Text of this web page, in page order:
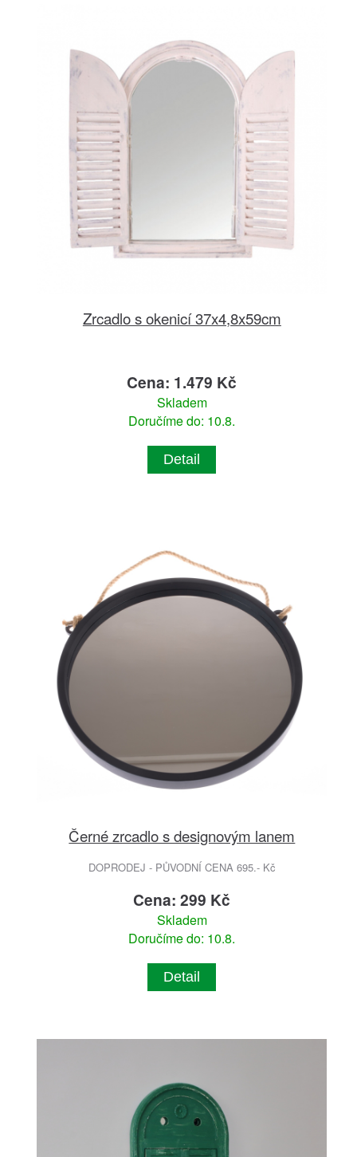
Zrcadlo s okenicí 37x4,8x59cm
Cena: 1.479 Kč
Skladem
Doručíme do: 10.8.
Detail
Černé zrcadlo s designovým lanem
DOPRODEJ - PŮVODNÍ CENA 695.- Kč
Cena: 299 Kč
Skladem
Doručíme do: 10.8.
Detail